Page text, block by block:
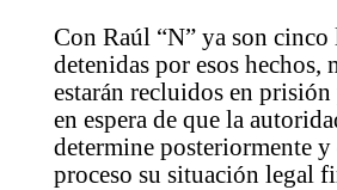
Con Raúl “N” ya son cinco
detenidas por esos hechos,
estarán recluidos en
en espera de que la
determine posteriormente
proceso su situación legal